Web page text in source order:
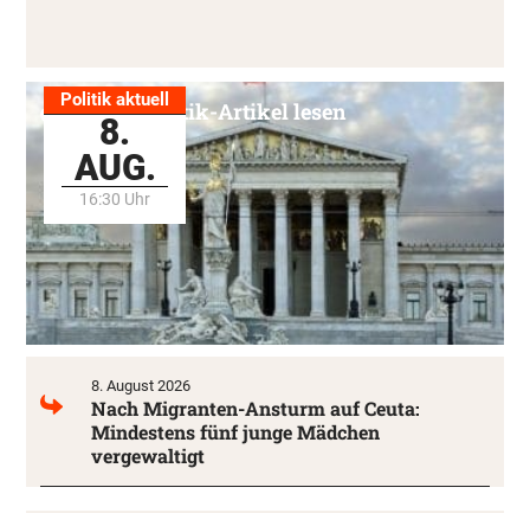
Politik aktuell
8.
AUG.
16:30 Uhr
Alle Politik-Artikel lesen
8. August 2026
Nach Migranten-Ansturm auf Ceuta:
Mindestens fünf junge Mädchen
vergewaltigt